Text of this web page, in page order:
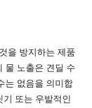
을 방지하는 제품
물 노출은 견딜 수
는 없음을 의미합
또는 우발적인